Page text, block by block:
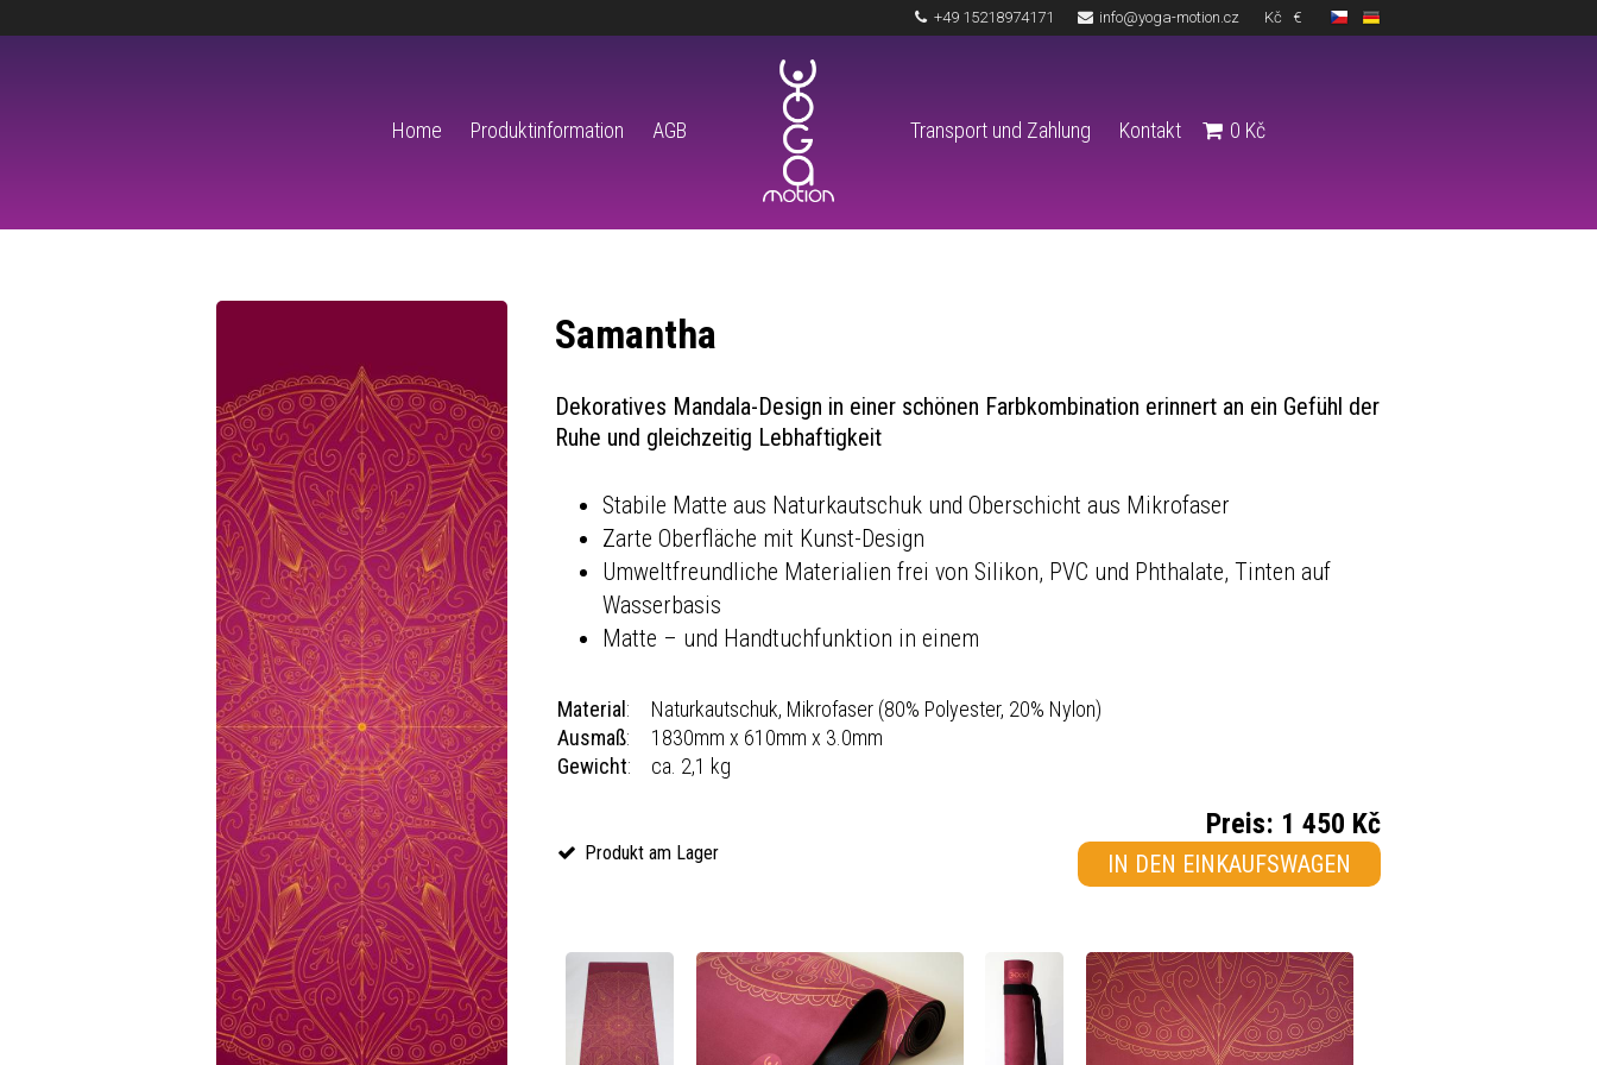
+49 15218974171 info@yoga-motion.cz Kč €
Home Produktinformation AGB Transport und Zahlung Kontakt 0 Kč
Samantha
Dekoratives Mandala-Design in einer schönen Farbkombination erinnert an ein Gefühl der
Ruhe und gleichzeitig Lebhaftigkeit
Stabile Matte aus Naturkautschuk und Oberschicht aus Mikrofaser
Zarte Oberfläche mit Kunst-Design
Umweltfreundliche Materialien frei von Silikon, PVC und Phthalate, Tinten auf
Wasserbasis
Matte – und Handtuchfunktion in einem
Material :
Naturkautschuk, Mikrofaser (80% Polyester, 20% Nylon)
Ausmaß:
1830mm x 610mm x 3.0mm
Gewicht: ca. 2,1 kg
Preis: 1 450 Kč
IN DEN EINKAUFSWAGEN
Produkt am Lager